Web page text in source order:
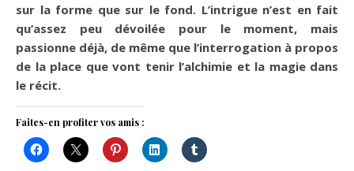
sur la forme que sur le fond. L’intrigue n’est en fait
qu’assez peu dévoilée pour le moment, mais
passionne déjà, de même que l’interrogation à propos
de la place que vont tenir l’alchimie et la magie dans
le récit.
Faites-en profiter vos amis :